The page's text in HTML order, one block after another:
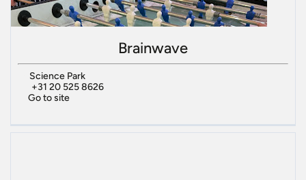
Brainwave
Science Park
+31 20 525 8626
Go to site